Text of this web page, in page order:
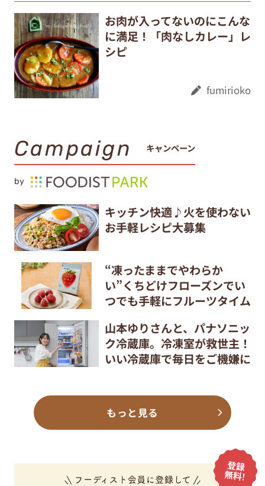
お肉が入ってないのにこんな
に満足！「肉なしカレー」レ
シピ
fumirioko
Campaign キャンペーン
by
キッチン快適♪火を使わない
お手軽レシピ大募集
“凍ったままでやわらか
い”くちどけフローズンでい
つでも手軽にフルーツタイム
山本ゆりさんと、パナソニッ
ク冷蔵庫。冷凍室が救世主！
いい冷蔵庫で毎日をご機嫌に
もっと見る